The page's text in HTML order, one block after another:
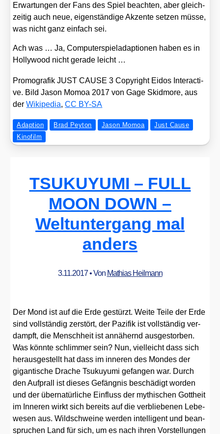
Erwar­tun­gen der Fans des Spiel beach­ten, aber gleich­
zei­tig auch neue, eigen­stän­di­ge Akzen­te set­zen müs­se,
was nicht ganz ein­fach sei.
Ach was … Ja, Com­pu­ter­spiel­ad­ap­tio­nen haben es in
Hol­ly­wood nicht gera­de leicht …
Pro­mo­gra­fik JUST CAUSE 3 Copy­right Eidos Inter­ac­ti­
ve. Bild Jason Mom­oa 2017 von Gage Skid­mo­re, aus
derWiki­pe­dia,CC BY-SA
Adaption Brad Peyton Jason Momoa
Just Cause
Kinofilm
TSUKUYUMI – FULL
MOON DOWN –
Weltuntergang mal
anders
3.11.2017• Von Mathias Heilmann
Der Mond ist auf die Erde gestürzt. Wei­te Tei­le der Erde
sind voll­stän­dig zer­stört, der Pazi­fik ist voll­stän­dig ver­
dampft, die Mensch­heit ist annä­hernd aus­ge­stor­ben.
Was könn­te schlim­mer sein? Nun, viel­leicht dass sich
her­aus­ge­stellt hat dass im inne­ren des Mon­des der
gigan­ti­sche Dra­che Tsu­kuy­u­mi gefan­gen war. Durch
den Auf­prall ist die­ses Gefäng­nis beschä­digt wor­den
und der über­na­tür­li­che Ein­fluss der mythi­schen Gott­heit
im Inne­ren wirkt sich bereits auf die ver­blie­be­nen Lebe­
we­sen aus. Wild­schwei­ne wer­den intel­li­gent und bean­
spru­chen Land für sich, um es nach ihren Vor­stel­lun­gen